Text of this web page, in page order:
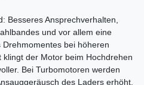
Besseres Ansprechverhalten,
und vor allem eine
bei höheren
der Motor beim Hochdrehen
Bei Turbomotoren werden
des Laders erhöht.